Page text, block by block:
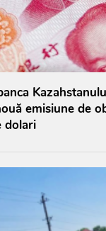
emisiune de
dolari